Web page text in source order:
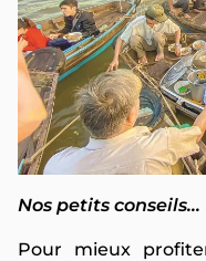
Nos petits conseils…
Pour mieux